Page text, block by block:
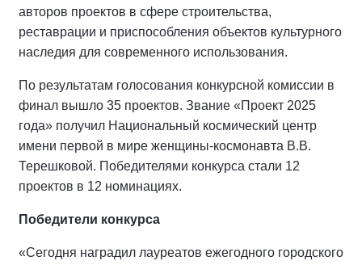
авторов проектов в сфере строительства,
реставрации и приспособления объектов культурного
наследия для современного использования.
По результатам голосования конкурсной комиссии в
финал вышло 35 проектов. Звание «Проект 2025
года» получил Национальный космический центр
имени первой в мире женщины‑космонавта В.В.
Терешковой. Победителями конкурса стали 12
проектов в 12 номинациях.
Победители конкурса
«Сегодня наградил лауреатов ежегодного городского